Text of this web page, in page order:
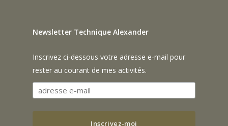
Newsletter Technique Alexander
Inscrivez ci-dessous votre adresse e-mail pour
rester au courant de mes activités.